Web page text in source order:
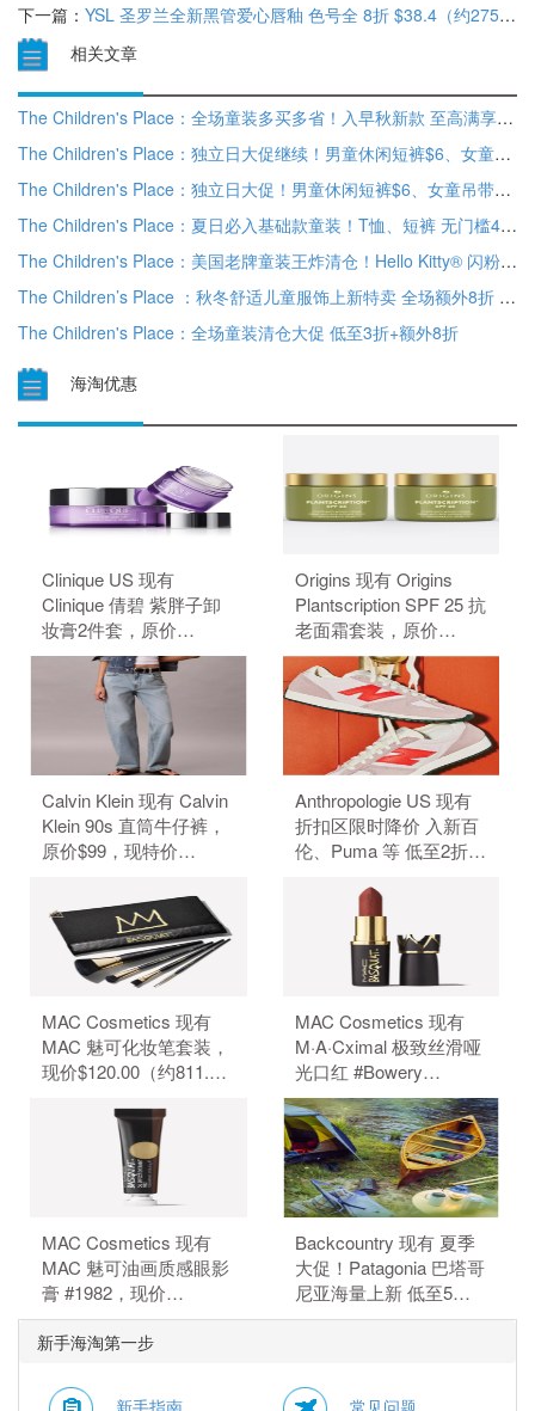
下一篇： YSL 圣罗兰全新黑管爱心唇釉 色号全 8折 $38.4（约275元）
相关文章
The Children's Place：全场童装多买多省！入早秋新款 至高满享额外8折
The Children's Place：独立日大促继续！男童休闲短裤$6、女童吊带$5 清仓区2.5折
The Children's Place：独立日大促！男童休闲短裤$6、女童吊带$5 清仓区2.5折
The Children's Place：夏日必入基础款童装！T恤、短裤 无门槛4折+全场额外8折
The Children's Place：美国老牌童装王炸清仓！Hello Kitty® 闪粉巴黎短款T恤$5 清仓区低至2折
The Children’s Place ：秋冬舒适儿童服饰上新特卖 全场额外8折 折扣区也参加
The Children's Place：全场童装清仓大促 低至3折+额外8折
海淘优惠
Clinique US 现有
Clinique 倩碧 紫胖子卸
妆膏2件套，原价
$59.00，现特价
$44.00（约297.68
元）。 无需使用优惠
Origins 现有 Origins
Plantscription SPF 25 抗
老面霜套装，原价
$156.00，现特价
$132.00（约893.42
元）。 无需使用优惠
Calvin Klein 现有 Calvin
Klein 90s 直筒牛仔裤，
原价$99，现特价
无需使用优惠码。
Anthropologie US 现有
折扣区限时降价 入新百
伦、Puma 等 低至2折
MAC Cosmetics 现有
MAC 魅可化妆笔套装，
现价$120.00（约811.70
MAC Cosmetics 现有
M·A·Cximal 极致丝滑哑
光口红 #Bowery
Brown，现价$35.00（约
236.75元）。 无需使用
优惠码。
MAC Cosmetics 现有
MAC 魅可油画质感眼影
膏 #1982，现价
$30.00（约202.93
元）。 无需使用优惠
Backcountry 现有 夏季
大促！Patagonia 巴塔哥
尼亚海量上新 低至5
折。 无需使用优惠码。
新手海淘第一步
新手指南 常见问题